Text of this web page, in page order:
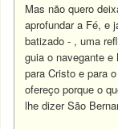
Mas não quero
aprofundar a Fé, e
batizado - , uma
guia o navegante
para Cristo e para
ofereço porque o
lhe dizer São